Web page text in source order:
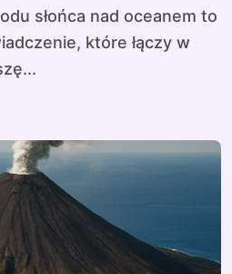
które łączy w